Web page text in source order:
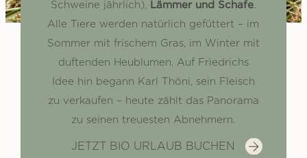
Schweine jährlich), Lämmer und Schafe.
Alle Tiere werden natürlich gefüttert – im
Sommer mit frischem Gras, im Winter mit
duftenden Heublumen. Auf Friedrichs
Idee hin begann Karl Thöni, sein Fleisch
zu verkaufen – heute zählt das Panorama
zu seinen treuesten Abnehmern.
JETZT BIO URLAUB BUCHEN